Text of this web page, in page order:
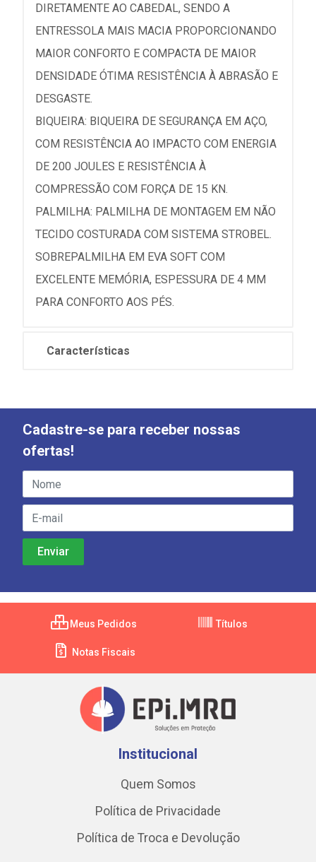
DIRETAMENTE AO CABEDAL, SENDO A
ENTRESSOLA MAIS MACIA PROPORCIONANDO
MAIOR CONFORTO E COMPACTA DE MAIOR
DENSIDADE ÓTIMA RESISTÊNCIA À ABRASÃO E
DESGASTE.
BIQUEIRA: BIQUEIRA DE SEGURANÇA EM AÇO,
COM RESISTÊNCIA AO IMPACTO COM ENERGIA
DE 200 JOULES E RESISTÊNCIA À
COMPRESSÃO COM FORÇA DE 15 KN.
PALMILHA: PALMILHA DE MONTAGEM EM NÃO
TECIDO COSTURADA COM SISTEMA STROBEL.
SOBREPALMILHA EM EVA SOFT COM
EXCELENTE MEMÓRIA, ESPESSURA DE 4 MM
PARA CONFORTO AOS PÉS.
Características
Cadastre-se para receber nossas
ofertas!
Meus Pedidos Títulos
Notas Fiscais
Institucional
Quem Somos
Política de Privacidade
Política de Troca e Devolução